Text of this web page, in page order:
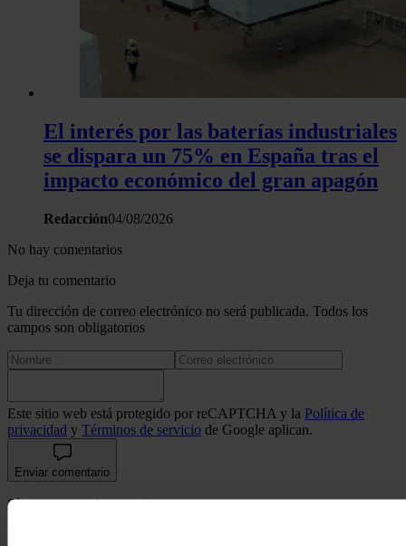
El interés por las baterías industriales
se dispara un 75% en España tras el
impacto económico del gran apagón
Redacción04/08/2026
No hay comentarios
Deja tu comentario
Tu dirección de correo electrónico no será publicada. Todos los
campos son obligatorios
Este sitio web está protegido por reCAPTCHA y la Política de
privacidad y Términos de servicio de Google aplican.
Enviar comentario
Síguenos en redes sociales